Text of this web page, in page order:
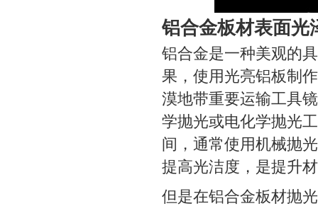
铝合金板材表面光
铝合金是一种美观的
果，使用光亮铝板制
漠地带重要运输工具
学抛光或电化学抛光
间，通常使用机械抛
提高光洁度，是提升
但是在铝合金板材抛